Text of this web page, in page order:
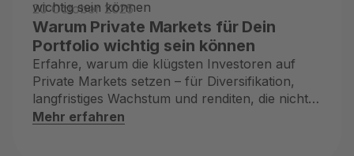
20 October 2025
Warum Private Markets für Dein
Portfolio wichtig sein können
Erfahre, warum die klügsten Investoren auf
Private Markets setzen – für Diversifikation,
langfristiges Wachstum und renditen, die nicht
den Schlagzeilen folgen.
Mehr erfahren